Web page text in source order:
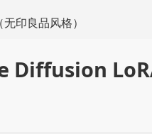
印良品风格）
Diffusion